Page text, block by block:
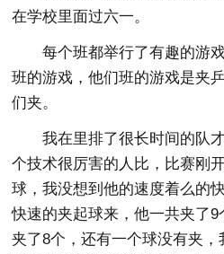
在学校里面过六一。
每个班都举行了有趣的游
班的游戏，他们班的游戏是夹
们夹。
我在里排了很长时间的队
个技术很厉害的人比，比赛刚
球，我没想到他的速度着么的
快速的夹起球来，他一共夹了
夹了8个，还有一个球没有夹